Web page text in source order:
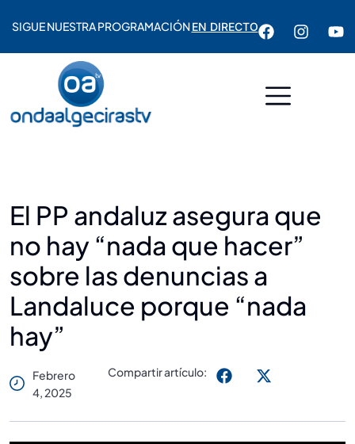
SIGUE NUESTRA PROGRAMACIÓNEN DIRECTO
El PP andaluz asegura que
no hay “nada que hacer”
sobre las denuncias a
Landaluce porque “nada
hay”
Febrero
4, 2025
Compartir artículo: